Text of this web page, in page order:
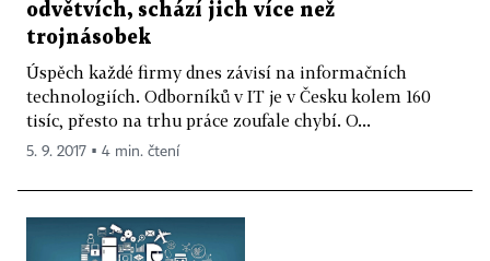
odvětvích, schází jich více než
trojnásobek
Úspěch každé firmy dnes závisí na informačních
technologiích. Odborníků v IT je v Česku kolem 160
tisíc, přesto na trhu práce zoufale chybí. O...
5. 9. 2017 ▪ 4 min. čtení